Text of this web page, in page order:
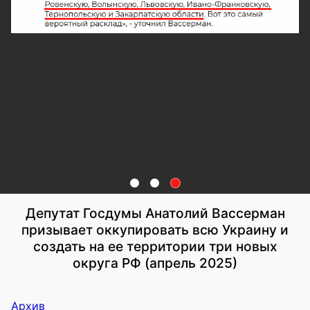
Депутат Госдумы Анатолий Вассерман
призывает оккупировать всю Украину и
создать на ее территории три новых
округа РФ (апрель 2025)
Архив